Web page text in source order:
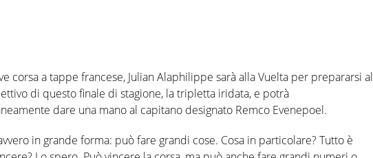
corsa a tappe francese, Julian Alaphilippe sarà alla Vuelta per prepararsi al
di questo finale di stagione, la tripletta iridata, e potrà
dare una mano al capitano designato Remco Evenepoel.
in grande forma: può fare grandi cose. Cosa in particolare? Tutto è